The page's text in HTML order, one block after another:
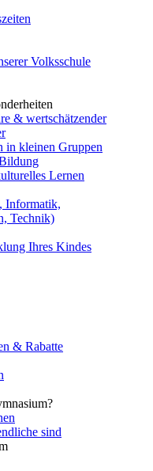
Volksschule
& wertschätzender
in kleinen Gruppen
Lernen
Informatik,
Technik)
Ihres Kindes
& Rabatte
sind